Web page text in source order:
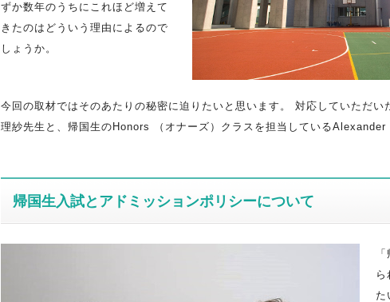
ずか数年のうちにこれほど増えて
きたのはどういう理由によるので
しょうか。
今回の取材ではそのあたりの秘密に迫りたいと思います。 対応していただい
理紗先生と、帰国生のHonors （オナーズ）クラスを担当しているAlexander
帰国生入試とアドミッションポリシーについて
た